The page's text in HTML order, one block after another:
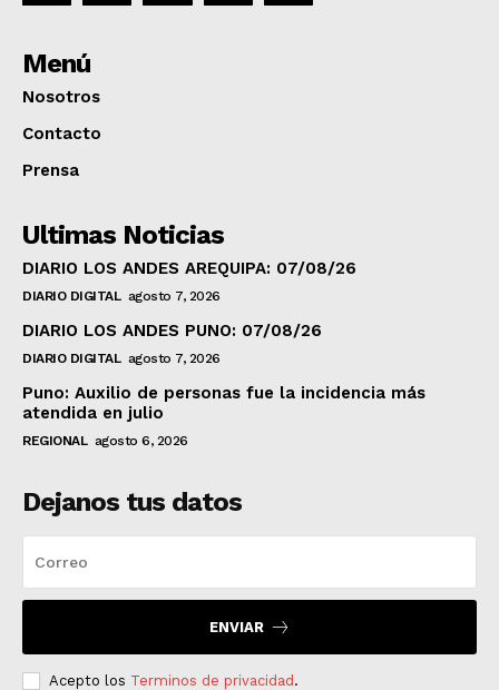
Menú
Nosotros
Contacto
Prensa
Ultimas Noticias
DIARIO LOS ANDES AREQUIPA: 07/08/26
DIARIO DIGITAL agosto 7, 2026
DIARIO LOS ANDES PUNO: 07/08/26
DIARIO DIGITAL agosto 7, 2026
Puno: Auxilio de personas fue la incidencia más
atendida en julio
REGIONAL agosto 6, 2026
Dejanos tus datos
ENVIAR
Acepto los Terminos de privacidad .